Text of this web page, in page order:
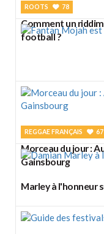
ROOTS 78
Comment un
football ?
REGGAE FRANÇAIS 67
Morceau du jour :
Gainsbourg
Marley à l'honneur